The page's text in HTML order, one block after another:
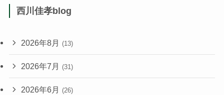
西川佳孝blog
2026年8月 (13)
2026年7月 (31)
2026年6月 (26)